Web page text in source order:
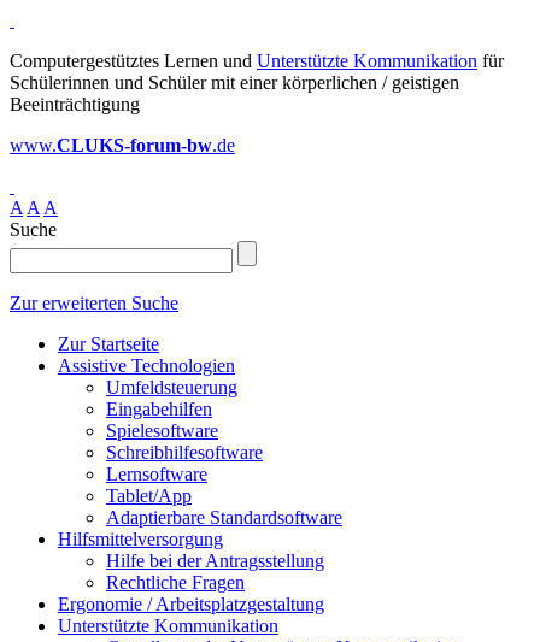
Computergestütztes Lernen und Unterstützte Kommunikation für
Schülerinnen und Schüler mit einer körperlichen / geistigen
Beeinträchtigung
www.CLUKS-forum-bw.de
A A A
Suche
Zur erweiterten Suche
Zur Startseite
Assistive Technologien
Umfeldsteuerung
Eingabehilfen
Spielesoftware
Schreibhilfesoftware
Lernsoftware
Tablet/App
Adaptierbare Standardsoftware
Hilfsmittelversorgung
Hilfe bei der Antragsstellung
Rechtliche Fragen
Ergonomie / Arbeitsplatzgestaltung
Unterstützte Kommunikation